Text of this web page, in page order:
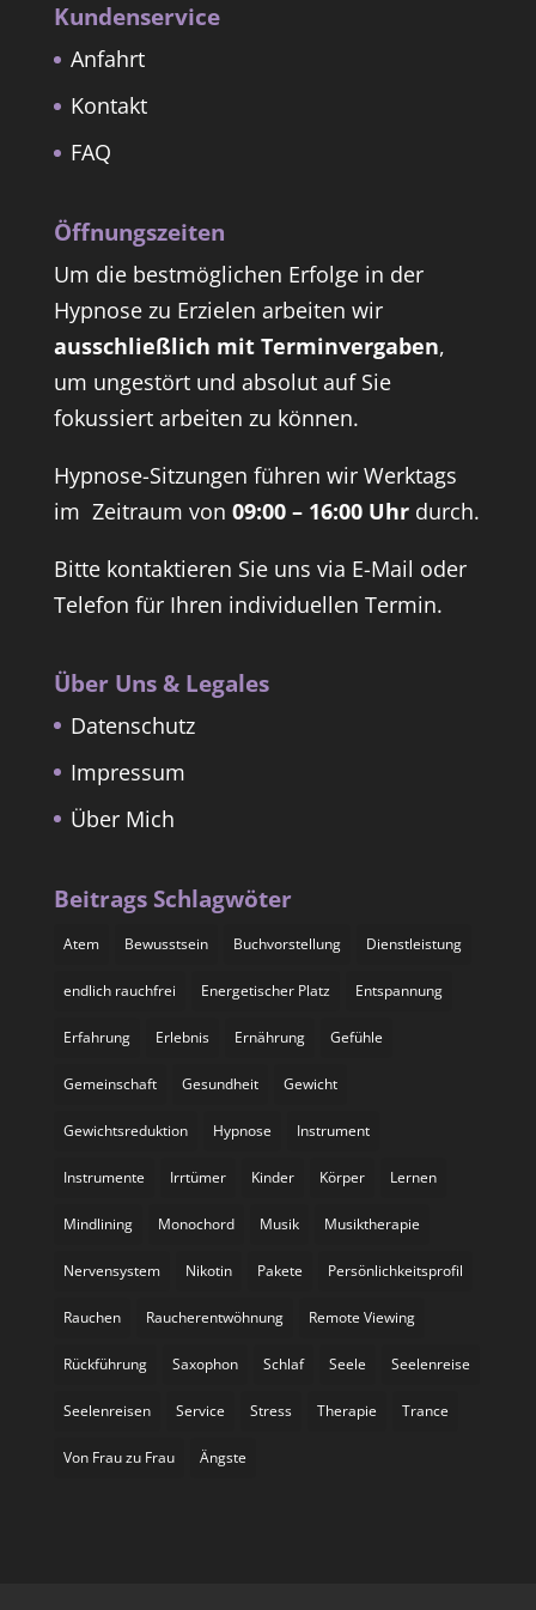
Kundenservice
Anfahrt
Kontakt
FAQ
Öffnungszeiten
Um die bestmöglichen Erfolge in der
Hypnose zu Erzielen arbeiten wir
ausschließlich mit Terminvergaben,
um ungestört und absolut auf Sie
fokussiert arbeiten zu können.
Hypnose-Sitzungen führen wir Werktags
im Zeitraum von 09:00 – 16:00 Uhrdurch.
Bitte kontaktieren Sie uns via E-Mail oder
Telefon für Ihren individuellen Termin.
Über Uns & Legales
Datenschutz
Impressum
Über Mich
Beitrags Schlagwöter
Atem Bewusstsein Buchvorstellung Dienstleistung
endlich rauchfrei Energetischer Platz Entspannung
Erfahrung Erlebnis Ernährung Gefühle
Gemeinschaft Gesundheit Gewicht
Gewichtsreduktion Hypnose Instrument
Instrumente Irrtümer Kinder Körper Lernen
Mindlining Monochord Musik Musiktherapie
Nervensystem Nikotin Pakete Persönlichkeitsprofil
Rauchen Raucherentwöhnung Remote Viewing
Rückführung Saxophon Schlaf Seele Seelenreise
Seelenreisen Service Stress Therapie Trance
Von Frau zu Frau Ängste